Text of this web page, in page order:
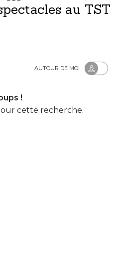
au TST
AUTOUR DE MOI
!
cette recherche.